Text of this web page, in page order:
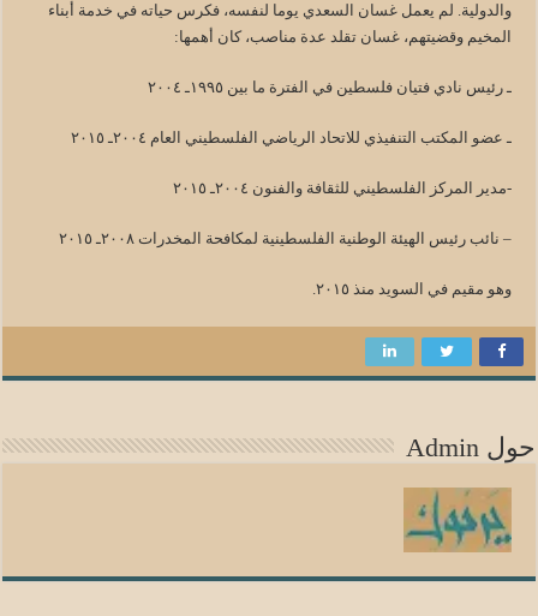
والدولية. لم يعمل غسان السعدي يوما لنفسه، فكرس حياته في خدمة أبناء
المخيم وقضيتهم، غسان تقلد عدة مناصب، كان أهمها:
ـ رئيس نادي فتيان فلسطين في الفترة ما بين ١٩٩٥ـ ٢٠٠٤
ـ عضو المكتب التنفيذي للاتحاد الرياضي الفلسطيني العام ٢٠٠٤ـ ٢٠١٥
-مدير المركز الفلسطيني للثقافة والفنون ٢٠٠٤ـ ٢٠١٥
– نائب رئيس الهيئة الوطنية الفلسطينية لمكافحة المخدرات ٢٠٠٨ـ ٢٠١٥
وهو مقيم في السويد منذ ٢٠١٥.
حول Admin